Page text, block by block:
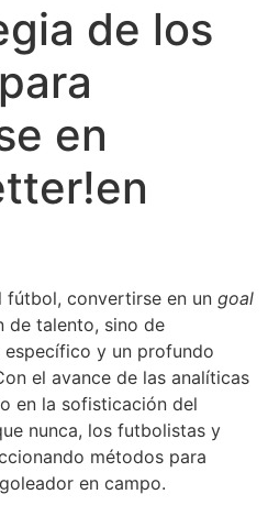
de los
en
fútbol, convertirse en un goal
de talento, sino de
y un profundo
el avance de las analíticas
en la sofisticación del
nunca, los futbolistas y
métodos para
en campo.